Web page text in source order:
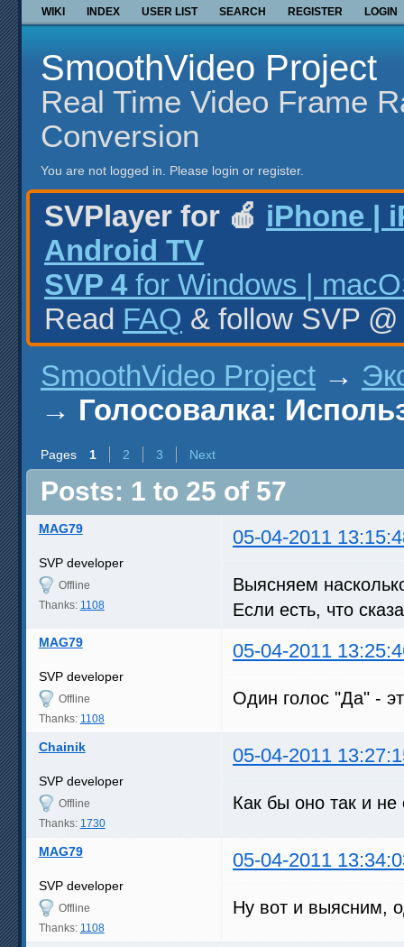
WIKI INDEX USER LIST SEARCH REGISTER LOGIN
SmoothVideo Project
Real Time Video Frame
Conversion
You are not logged in. Please login or register.
SVPlayer for 🍎 iPhone |
Android TV
SVP 4 for Windows |
Read FAQ & follow SVP
SmoothVideo Project →
→ Голосовалка:
Pages 1 2 3 Next
Posts: 1 to 25 of 57
MAG79 05-04-2011
SVP developer
Offline
Thanks: 1108
Выясняем
Если есть, что
MAG79 05-04-2011
SVP developer
Offline
Thanks: 1108
Один голос "Да" -
Chainik 05-04-2011
SVP developer
Offline
Thanks: 1730
Как бы оно так и
MAG79 05-04-2011
SVP developer
Offline
Thanks: 1108
Ну вот и выясним,